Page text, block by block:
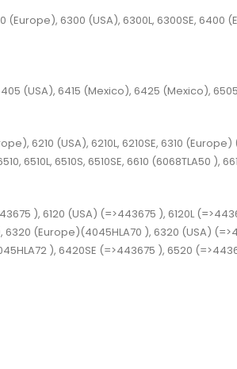
(Europe), 6300 (USA), 6300L, 6300SE, 6400
(USA), 6415 (Mexico), 6425 (Mexico),
6210 (USA), 6210L, 6210SE, 6310 (Europe)
6510L, 6510S, 6510SE, 6610 (6068TLA50 ),
), 6120 (USA) (=>443675 ), 6120L
, 6320 (Europe)(4045HLA70 ), 6320 (USA)
), 6420SE (=>443675 ), 6520